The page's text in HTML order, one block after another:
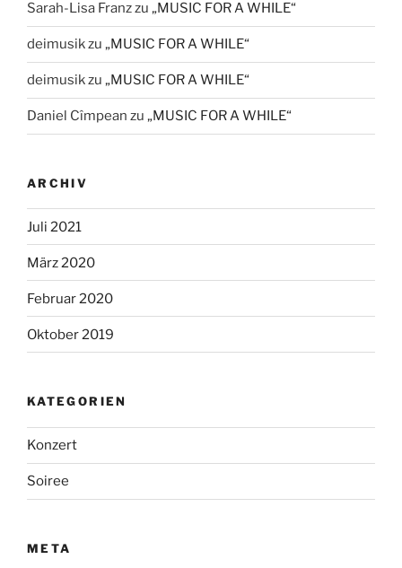
Sarah-Lisa Franzzu „MUSIC FOR A WHILE“
deimusikzu „MUSIC FOR A WHILE“
deimusikzu „MUSIC FOR A WHILE“
Daniel Cîmpean zu „MUSIC FOR A WHILE“
ARCHIV
Juli 2021
März 2020
Februar 2020
Oktober 2019
KATEGORIEN
Konzert
Soiree
META